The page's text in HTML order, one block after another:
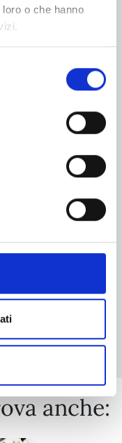
o che hanno
anche: